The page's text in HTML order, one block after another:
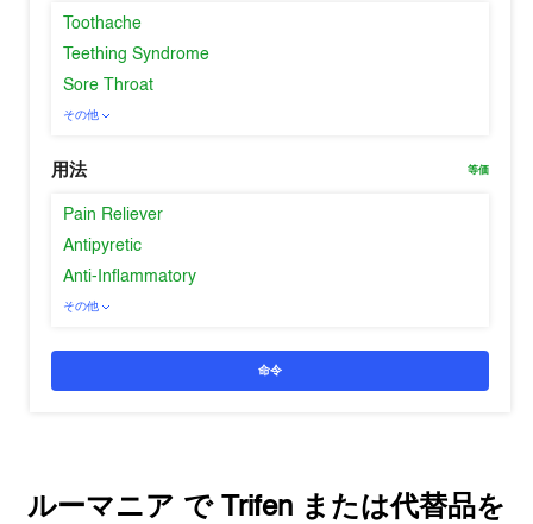
Toothache
Teething Syndrome
Sore Throat
その他
用法 等価
Pain Reliever
Antipyretic
Anti-Inflammatory
その他
命令
ルーマニア で Trifen または代替品を